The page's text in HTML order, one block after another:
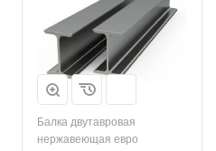
Балка двутавровая
нержавеющая евро